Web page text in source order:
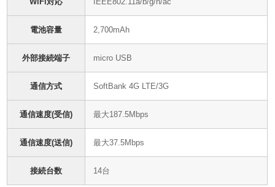
電池容量 2,700mAh
外部接続端子 micro USB
通信方式 SoftBank 4G LTE/3G
通信速度(受信) 最大187.5Mbps
通信速度(送信) 最大37.5Mbps
接続台数 14台